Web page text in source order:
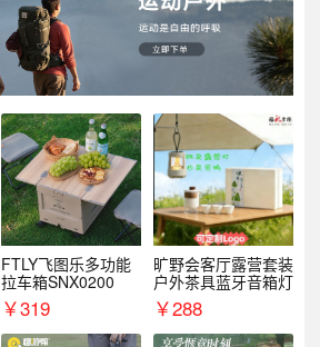
FTLY飞图乐多功能
拉车箱SNX0200
￥319
旷野会客厅露营套装
户外茶具蓝牙音箱灯
￥288